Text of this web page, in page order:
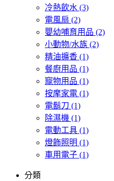
冷熱飲水 (3)
電風扇 (2)
嬰幼哺育用品 (2)
小動物/水族 (2)
精油擴香 (1)
餐廚用品 (1)
寵物用品 (1)
按摩家電 (1)
電鬍刀 (1)
除濕機 (1)
電動工具 (1)
燈飾照明 (1)
車用電子 (1)
分類